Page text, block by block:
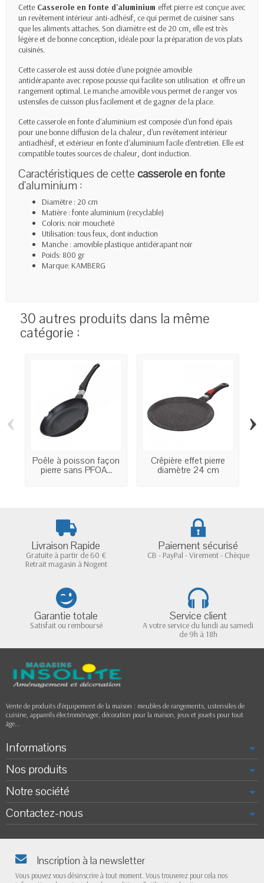
Cette Casserole en fonte d'aluminium effet pierre est conçue avec
un revêtement intérieur anti-adhésif, ce qui permet de cuisiner sans
que les aliments attaches. Son diamètre est de 20 cm, elle est très
légère et de bonne conception, idéale pour la préparation de vos plats
cuisinés.
Cette casserole est aussi dotée d'une poignée amovible
antidérapante avec repose pousse qui facilite son utilisation et offre un
rangement optimal.Le manche amovible vous permet de ranger vos
ustensiles de cuisson plus facilement et de gagner de la place.
Cette casserole en fonte d'aluminium est composée d'un fond épais
pour une bonne diffusion de la chaleur, d'un revêtement intérieur
antiadhésif, et extérieur en fonte d'aluminium facile d'entretien. Elle est
compatible toutes sources de chaleur, dont induction.
Caractéristiques de cettecasserole en fonte
d'aluminium :
Diamètre : 20 cm
Matière : fonte aluminium (recyclable)
Coloris: noir moucheté
Utilisation: tous feux, dont induction
Manche : amovible plastique antidérapant noir
Poids: 800 gr
Marque: KAMBERG
30 autres produits dans la même
catégorie :
Poêle à poisson façon
pierre sans PFOA...
Crêpière effet pierre
diamètre 24 cm
‹ ›
Livraison Rapide
Gratuite à partir de 60 €
Retrait magasin à Nogent
Paiement sécurisé
CB - PayPal - Virement - Chèque
Garantie totale
Satisfait ou remboursé
Service client
A votre service du lundi au samedi
de 9h à 18h
Vente de produits d'équipement de la maison : meubles de rangements, ustensiles de
cuisine, appareils électroménager, décoration pour la maison, jeux et jouets pour tout
âge...
Informations
Nos produits
Notre société
Contactez-nous
Inscription à la newsletter
Vous pouvez vous désinscrire à tout moment. Vous trouverez pour cela nos